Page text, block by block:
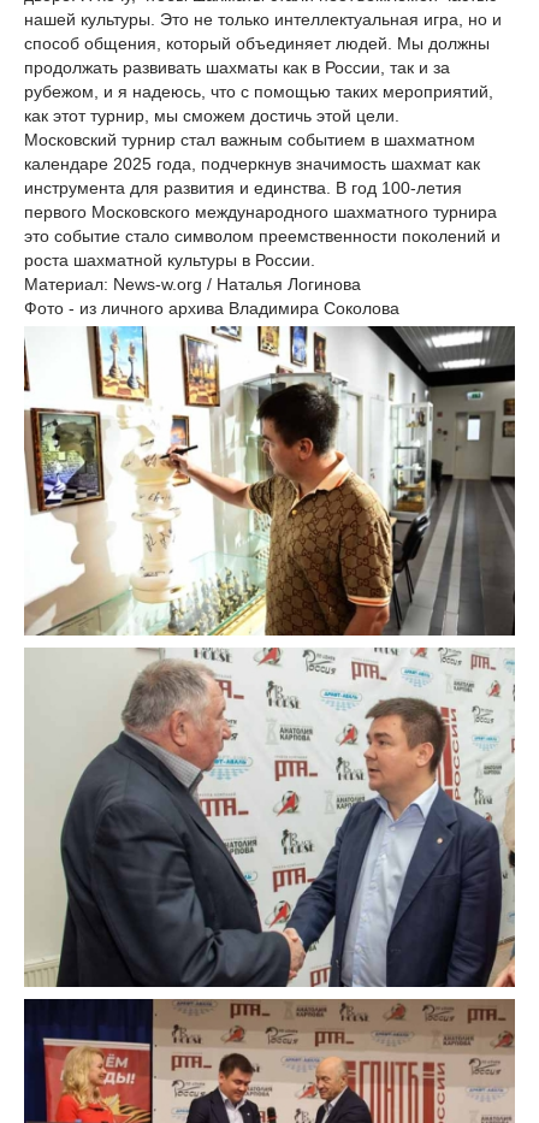
нашей культуры. Это не только интеллектуальная игра, но и
способ общения, который объединяет людей. Мы должны
продолжать развивать шахматы как в России, так и за
рубежом, и я надеюсь, что с помощью таких мероприятий,
как этот турнир, мы сможем достичь этой цели.
Московский турнир стал важным событием в шахматном
календаре 2025 года, подчеркнув значимость шахмат как
инструмента для развития и единства. В год 100-летия
первого Московского международного шахматного турнира
это событие стало символом преемственности поколений и
роста шахматной культуры в России.
Материал: News-w.org / Наталья Логинова
Фото - из личного архива Владимира Соколова